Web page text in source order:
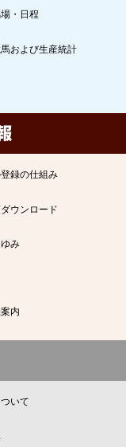
・日程
および生産統計
録の仕組み
ウンロード
み
内
いて